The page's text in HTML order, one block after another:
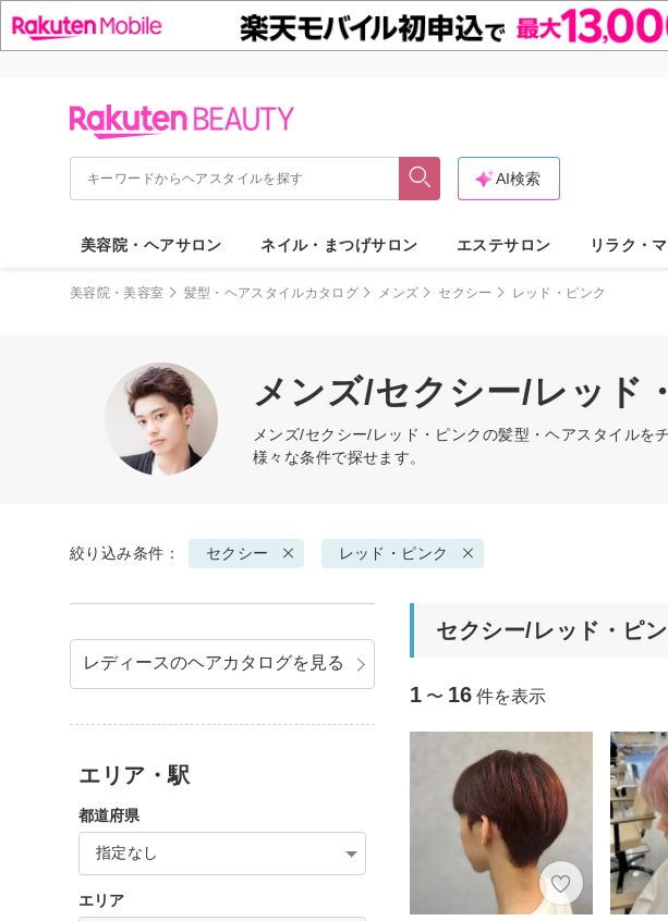
AI検索
美容院・ヘアサロン ネイル・まつげサロン エステサロン リラク・
美容院・美容室 髪型・ヘアスタイルカタログ メンズ セクシー レッド・ピンク
メンズ/セクシー/レッド
メンズ/セクシー/レッド・ピンクの髪型・ヘアスタイル
様々な条件で探せます。
絞り込み条件： セクシー レッド・ピンク
セクシー/レッド・ピ
1 〜 16 件を表示
レディースのヘアカタログを見る
エリア・駅
都道府県
指定なし
エリア